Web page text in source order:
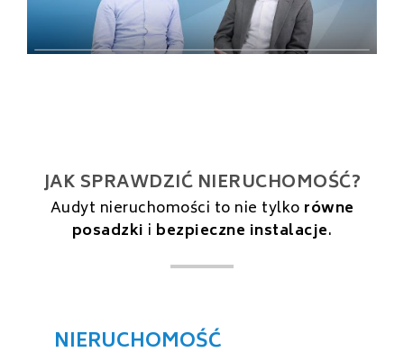
JAK SPRAWDZIĆ NIERUCHOMOŚĆ?
Audyt nieruchomości to nie tylko równe
posadzki i bezpieczne instalacje.
NIERUCHOMOŚĆ